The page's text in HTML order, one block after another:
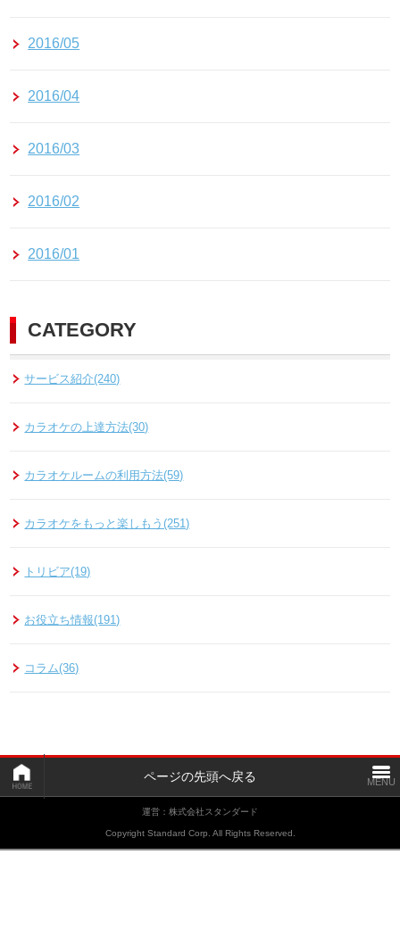
2016/05
2016/04
2016/03
2016/02
2016/01
CATEGORY
サービス紹介(240)
カラオケの上達方法(30)
カラオケルームの利用方法(59)
カラオケをもっと楽しもう(251)
トリビア(19)
お役立ち情報(191)
コラム(36)
ページの先頭へ戻る
運営：株式会社スタンダード
Copyright Standard Corp. All Rights Reserved.